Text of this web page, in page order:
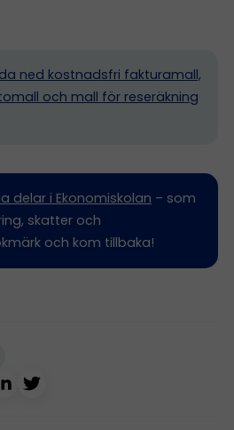
ned kostnadsfri fakturamall,
och mall för reseräkning
delar i Ekonomiskolan – som
skatter och
och kom tillbaka!